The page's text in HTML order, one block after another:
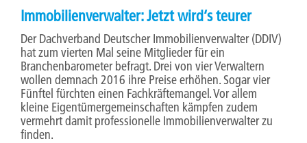
Immobilienverwalter: Jetzt wird‘s teurer
Der Dachverband Deutscher Immobilienverwalter (DDIV)
hat zum vierten Mal seine Mitglieder für ein
Branchenbarometer befragt. Drei von vier Verwaltern
wollen demnach 2016 ihre Preise erhöhen. Sogar vier
Fünftel fürchten einen Fachkräftemangel. Vor allem
kleine Eigentümergemeinschaften kämpfen zudem
vermehrt damit professionelle Immobilienverwalter zu
finden.